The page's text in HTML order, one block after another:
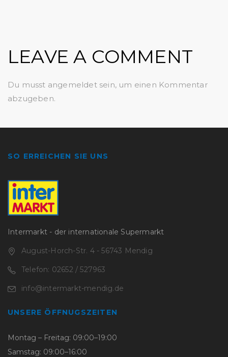
LEAVE A COMMENT
Du musst angemeldetsein, um einen Kommentar
abzugeben.
SO ERREICHEN SIE UNS
Intermarkt - der internationale Supermarkt
August-Horch-Str. 4 - 56743 Mendig
Telefon: 02652 / 527963
info@intermarkt-mendig.de
UNSERE ÖFFNUGSZEITEN
Montag – Freitag: 09:00–19:00
Samstag: 09:00–16:00